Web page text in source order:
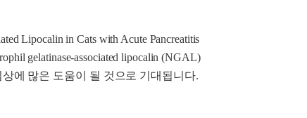
Lipocalin in Cats with Acute Pancreatitis
gelatinase-associated lipocalin (NGAL)
에 많은 도움이 될 것으로 기대됩니다.